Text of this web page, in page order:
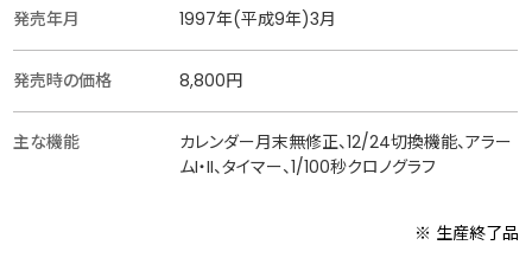
発売年月 1997年(平成9年)3月
発売時の価格 8,800円
主な機能
カレンダー月末無修正、12/24切換機能、アラー
ムI・II、タイマー、1/100秒クロノグラフ
※ 生産終了品